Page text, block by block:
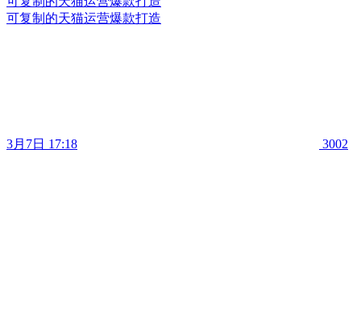
可复制的天猫运营爆款打造
3月7日 17:18 3002